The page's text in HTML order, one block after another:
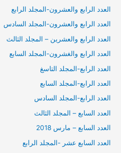
العدد الرابع والعشرون-المجلد الرابع
العدد الرابع والعشرون-المجلد السادس
العدد الرابع والعشرين – المجلد الثالث
العدد الرابع والغشرون-المجلد السابع
العدد الرابع-المجلد التاسغ
العدد الرابع-المجلد السابع
العدد الرابع-المجلد السادس
العدد السابع – المجلد الثالث
العدد السابع – مارس 2018
العدد السابع عشر -المجلد الرابع